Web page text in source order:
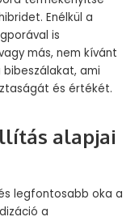
Enélkül a
is
más, nem kívánt
ami
és értékét.
alapjai
legfontosabb oka a
a